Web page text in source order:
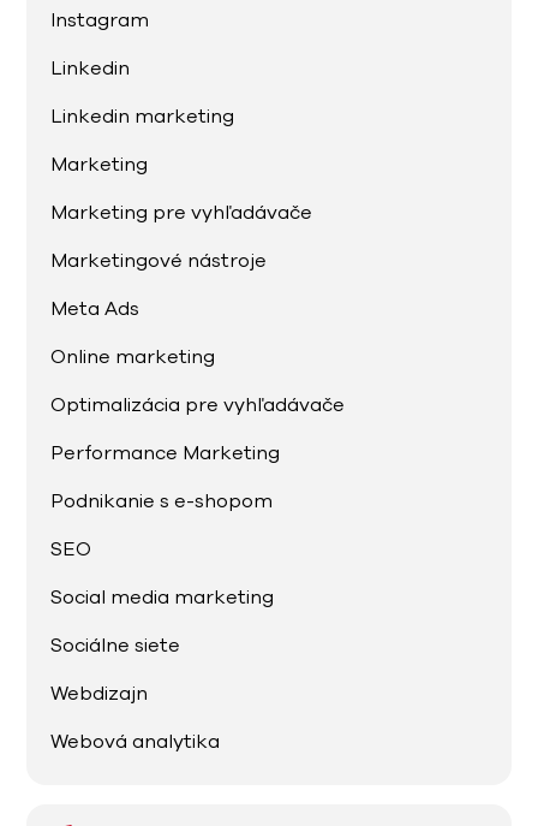
Instagram
Linkedin
Linkedin marketing
Marketing
Marketing pre vyhľadávače
Marketingové nástroje
Meta Ads
Online marketing
Optimalizácia pre vyhľadávače
Performance Marketing
Podnikanie s e-shopom
SEO
Social media marketing
Sociálne siete
Webdizajn
Webová analytika